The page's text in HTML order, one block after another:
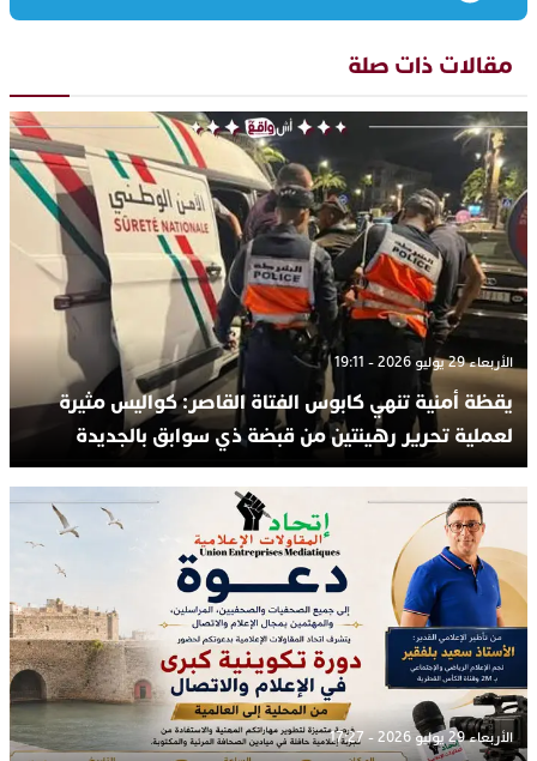
مقالات ذات صلة
الأربعاء 29 يوليو 2026 - 19:11
يقظة أمنية تنهي كابوس الفتاة القاصر: كواليس مثيرة
لعملية تحرير رهينتين من قبضة ذي سوابق بالجديدة
الأربعاء 29 يوليو 2026 - 17:27